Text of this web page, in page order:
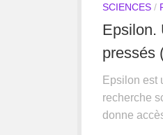
SCIENCES/
Epsilon.
pressés
Epsilon est
recherche
donne